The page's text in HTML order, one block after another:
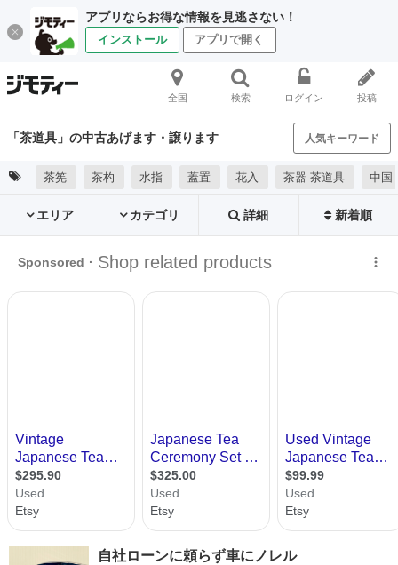
アプリならお得な情報を見逃さない！
インストール アプリで開く
全国 検索 ログイン 投稿
「茶道具」の中古あげます・譲ります 人気キーワード
茶筅 茶杓 水指 蓋置 花入 茶器 茶道具 中国
エリア カテゴリ 詳細 新着順
自社ローンに頼らず車にノレル